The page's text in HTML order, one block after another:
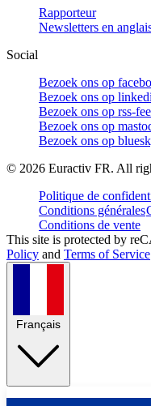
Rapporteur
Newsletters en
Social
Bezoek ons op
Bezoek ons op
Bezoek ons op rss-
Bezoek ons op
Bezoek ons op
© 2026 Euractiv FR. All
Politique de
Conditions générales
Conditions de vente
This site is protected by
Policy and Terms of Service
Français